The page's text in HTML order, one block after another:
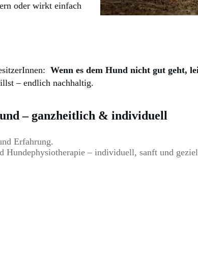
oder wirkt einfach
Wenn es dem Hund nicht gut geht,
– endlich nachhaltig.
– ganzheitlich & individuell
Erfahrung.
Hundephysiotherapie – individuell, sanft und